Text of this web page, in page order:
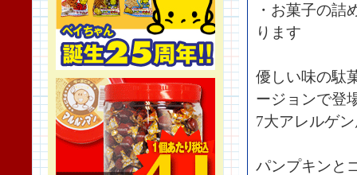
・お菓子の詰
ります
優しい味の駄
ージョンで登
7大アレルゲ
パンプキンと